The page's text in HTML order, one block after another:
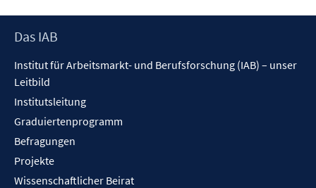
Footer
Das IAB
Institut für Arbeitsmarkt- und Berufsforschung (IAB) – unser
Leitbild
Institutsleitung
Graduiertenprogramm
Befragungen
Projekte
Wissenschaftlicher Beirat